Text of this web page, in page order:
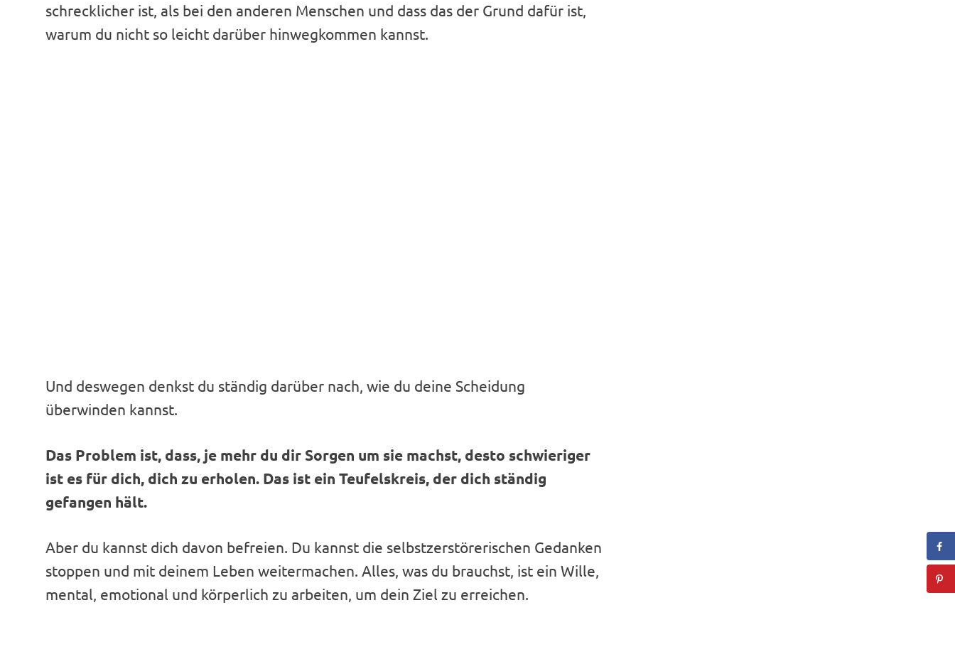
schrecklicher ist, als bei den anderen Menschen und dass das der Grund dafür ist,
warum du nicht so leicht darüber hinwegkommen kannst.
Und deswegen denkst du ständig darüber nach, wie du deine Scheidung
überwinden kannst.
Das Problem ist, dass, je mehr du dir Sorgen um sie machst, desto schwieriger
ist es für dich, dich zu erholen. Das ist ein Teufelskreis, der dich ständig
gefangen hält.
Aber du kannst dich davon befreien. Du kannst die selbstzerstörerischen Gedanken
stoppen und mit deinem Leben weitermachen. Alles, was du brauchst, ist ein Wille,
mental, emotional und körperlich zu arbeiten, um dein Ziel zu erreichen.